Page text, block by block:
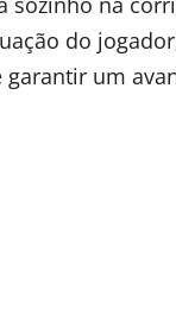
do
um